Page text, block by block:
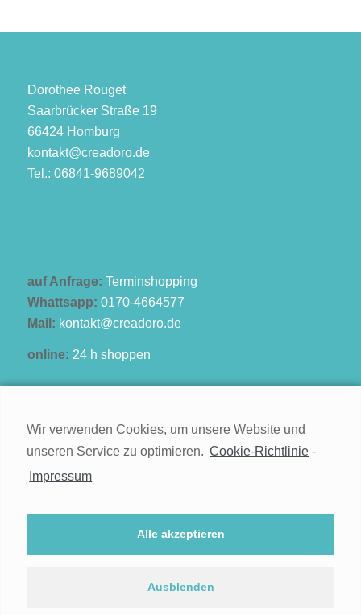
Dorothee Rouget
Saarbrücker Straße 19
66424 Homburg
kontakt@creadoro.de
Tel.: 06841-9689042
auf Anfrage: Terminshopping
Whattsapp: 0170-4664577
Mail: kontakt@creadoro.de
online: 24 h shoppen
Widerruf
Wir verwenden Cookies, um unsere Website und
unseren Service zu optimieren. Cookie-Richtlinie -
Impressum
Alle akzeptieren
Ausblenden